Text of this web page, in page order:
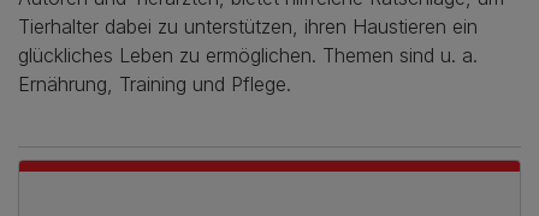
Tierhalter dabei zu unterstützen, ihren Haustieren ein
glückliches Leben zu ermöglichen. Themen sind u. a.
Ernährung, Training und Pflege.